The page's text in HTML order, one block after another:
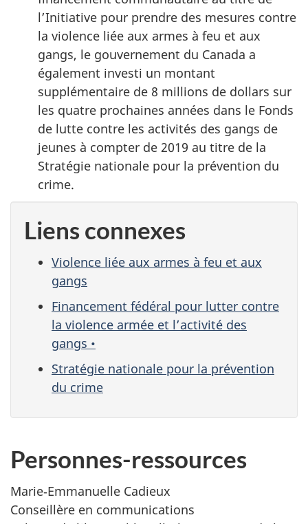
l’Initiative pour prendre des mesures contre
la violence liée aux armes à feu et aux
gangs, le gouvernement du Canada a
également investi un montant
supplémentaire de 8 millions de dollars sur
les quatre prochaines années dans le Fonds
de lutte contre les activités des gangs de
jeunes à compter de 2019 au titre de la
Stratégie nationale pour la prévention du
crime.
Liens connexes
Violence liée aux armes à feu et aux
gangs
Financement fédéral pour lutter contre
la violence armée et l’activité des
gangs •
Stratégie nationale pour la prévention
du crime
Personnes-ressources
Marie‑Emmanuelle Cadieux
Conseillère en communications